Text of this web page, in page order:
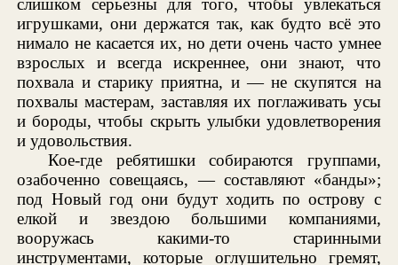
слишком серьезны для того, чтобы увлекаться
игрушками, они держатся так, как будто всё это
нимало не касается их, но дети очень часто умнее
взрослых и всегда искреннее, они знают, что
похвала и старику приятна, и — не скупятся на
похвалы мастерам, заставляя их поглаживать усы
и бороды, чтобы скрыть улыбки удовлетворения
и удовольствия.
Кое-где ребятишки собираются группами,
озабоченно совещаясь, — составляют «банды»;
под Новый год они будут ходить по острову с
елкой и звездою большими компаниями,
вооружась какими-то старинными
инструментами, которые оглушительно гремят,